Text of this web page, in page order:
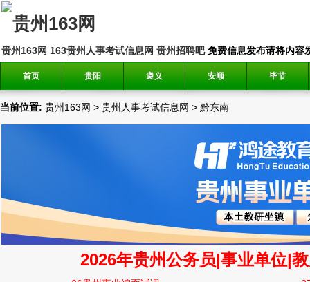
贵州163网 163贵州人事考试信息网 贵州招聘吧免费信息发布请将内容
首页 贵阳 遵义 安顺 毕节
当前位置: 贵州163网 > 贵州人事考试信息网 > 黔东南